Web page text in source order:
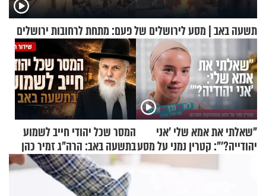
תשעה באב | מסע לירושלים של פעם: מתחת לרחובות ירושלים
"שאלתי את אמא שלי 'אני
יהודייה?'": קטרין נמני על מסע
המסר שכל יהודי חייב לשמוע
בתשעה באב: הרה"ג זמיר כהן
בשיעור מיוחד